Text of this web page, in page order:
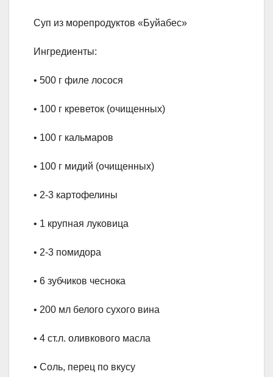
Суп из морепродуктов «Буйабес»
Ингредиенты:
• 500 г филе лосося
• 100 г креветок (очищенных)
• 100 г кальмаров
• 100 г мидий (очищенных)
• 2-3 картофелины
• 1 крупная луковица
• 2-3 помидора
• 6 зубчиков чеснока
• 200 мл белого сухого вина
• 4 ст.л. оливкового масла
• Соль, перец по вкусу